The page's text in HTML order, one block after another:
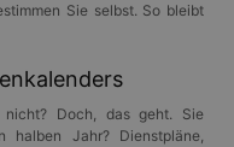
Sie selbst. So bleibt
Doch, das geht. Sie
halben Jahr? Dienstpläne,